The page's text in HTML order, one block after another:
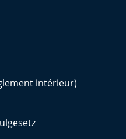
intérieur)